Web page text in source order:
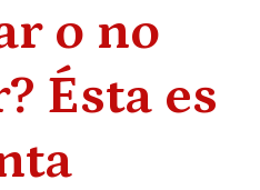
o no
Ésta es